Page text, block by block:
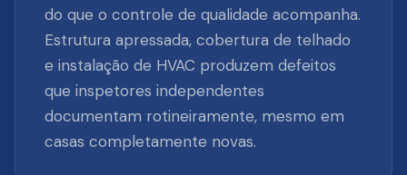
do que o controle de qualidade acompanha.
Estrutura apressada, cobertura de telhado
e instalação de HVAC produzem defeitos
que inspetores independentes
documentam rotineiramente, mesmo em
casas completamente novas.